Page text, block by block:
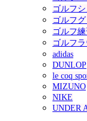
ゴルフ
ゴルフ
ゴルフ
ゴルフ
adidas
DUNLOP
le coq
MIZUNO
NIKE
UNDER